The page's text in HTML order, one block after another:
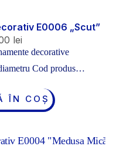
E0006 „Scut”
lei
decorative
Cod produs…
ÎN COȘ